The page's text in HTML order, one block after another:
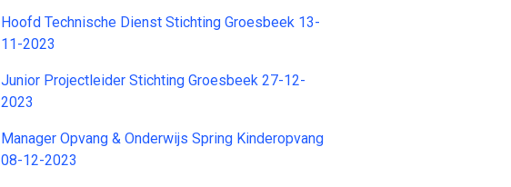
Hoofd Technische Dienst Stichting Groesbeek 13-
11-2023
Junior Projectleider Stichting Groesbeek 27-12-
2023
Manager Opvang & Onderwijs Spring Kinderopvang
08-12-2023